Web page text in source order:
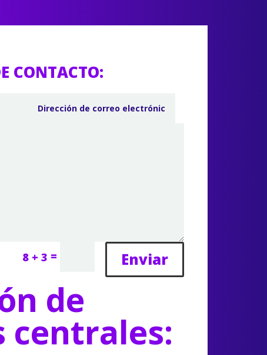
CONTACTO:
8 + 3 = Enviar
de
centrales: